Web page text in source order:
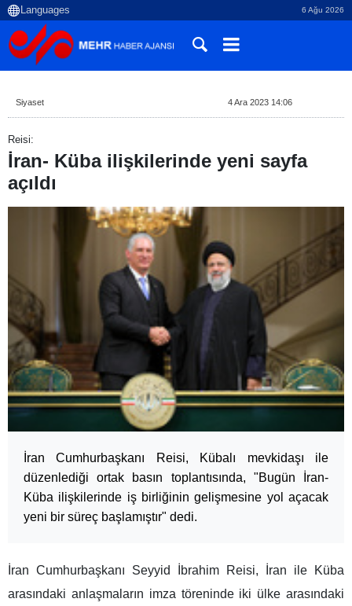
6 Ağu 2026
Siyaset 4 Ara 2023 14:06
Reisi:
İran- Küba ilişkilerinde yeni sayfa
açıldı
İran Cumhurbaşkanı Reisi, Kübalı mevkidaşı ile
düzenlediği ortak basın toplantısında, "Bugün İran-
Küba ilişkilerinde iş birliğinin gelişmesine yol açacak
yeni bir süreç başlamıştır" dedi.
İran Cumhurbaşkanı Seyyid İbrahim Reisi, İran ile Küba
arasındaki anlaşmaların imza töreninde iki ülke arasındaki